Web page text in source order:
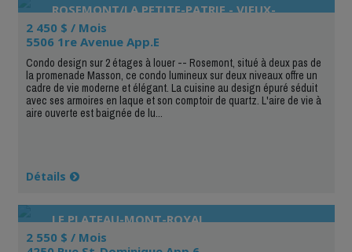
ROSEMONT/LA PETITE-PATRIE - VIEUX-
ROSEMONT
2 450 $ / Mois
5506 1re Avenue App.E
Condo design sur 2 étages à louer -- Rosemont, situé à deux pas de
la promenade Masson, ce condo lumineux sur deux niveaux offre un
cadre de vie moderne et élégant. La cuisine au design épuré séduit
avec ses armoires en laque et son comptoir de quartz. L'aire de vie à
aire ouverte est baignée de lu...
Détails
LE PLATEAU-MONT-ROYAL
2 550 $ / Mois